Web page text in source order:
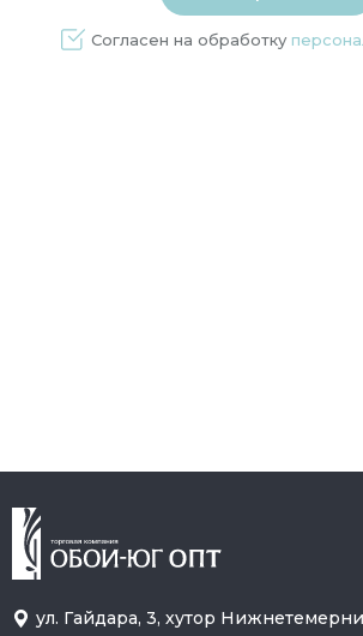
Согласен на обработку
ул. Гайдара, 3, хутор